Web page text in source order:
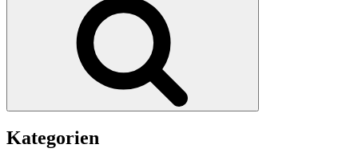
Kategorien